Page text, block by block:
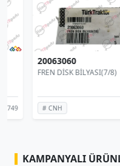
20063060
FREN DİSK BİLYASI(7/8)
KAMPANYALI